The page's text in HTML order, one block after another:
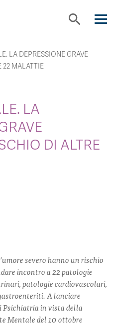
search
LA DEPRESSIONE GRAVE
22 MALATTIE
LA
DI ALTRE
severo hanno un rischio
incontro a 22 patologie
patologie cardiovascolari,
A lanciare
in vista della
Mentale del 10 ottobre